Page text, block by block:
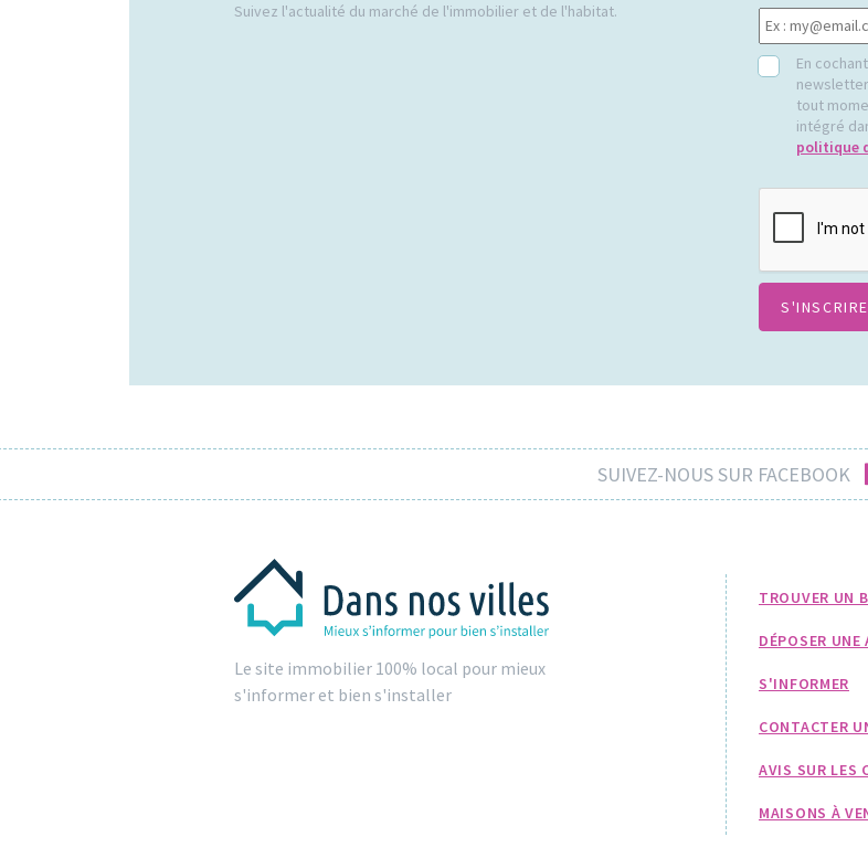
Suivez l'actualité du marché de l'immobilier et de l'habitat.
RGPDEn
tout
intégré
politique
SUIVEZ-NOUS SUR FACEBOOK
Le site immobilier 100% local pour mieux
s'informer et bien s'installer
TROUVER UN
DÉPOSER UNE
S'INFORMER
CONTACTER
AVIS SUR LES
MAISONS À